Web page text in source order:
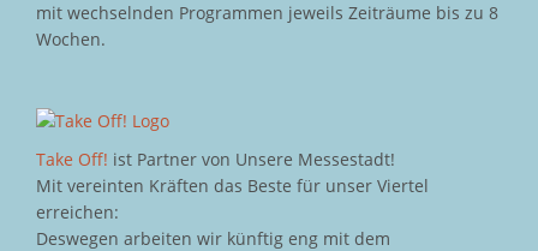
mit wechselnden Programmen jeweils Zeiträume bis zu 8
Wochen.
Take Off! ist Partner von Unsere Messestadt!
Mit vereinten Kräften das Beste für unser Viertel
erreichen:
Deswegen arbeiten wir künftig eng mit dem